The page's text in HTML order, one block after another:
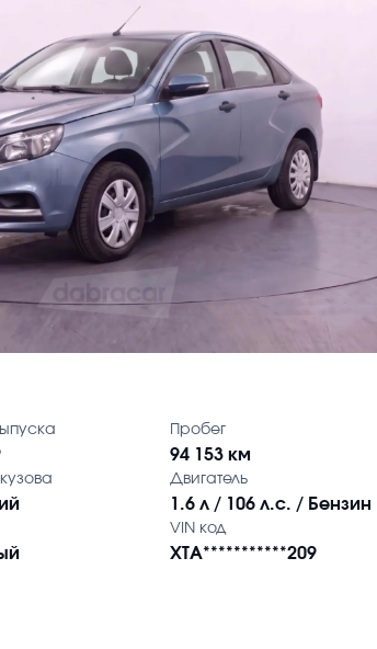
Пробег
94 153 км
Двигатель
1.6 л / 106 л.с. / Бензин
VIN код
XTA***********209